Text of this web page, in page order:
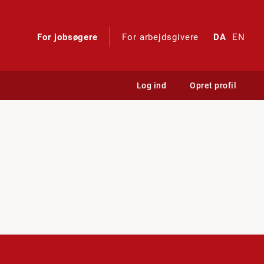
For jobsøgere For arbejdsgivere DA EN
Log ind Opret profil